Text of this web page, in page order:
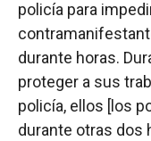
policía para
durante horas.
proteger a sus
policía, ellos [los
durante otras dos